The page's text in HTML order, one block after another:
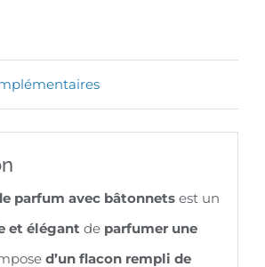
parfum avec bâtonnetsest un
et élégant de parfumer une
d’un flacon rempli de